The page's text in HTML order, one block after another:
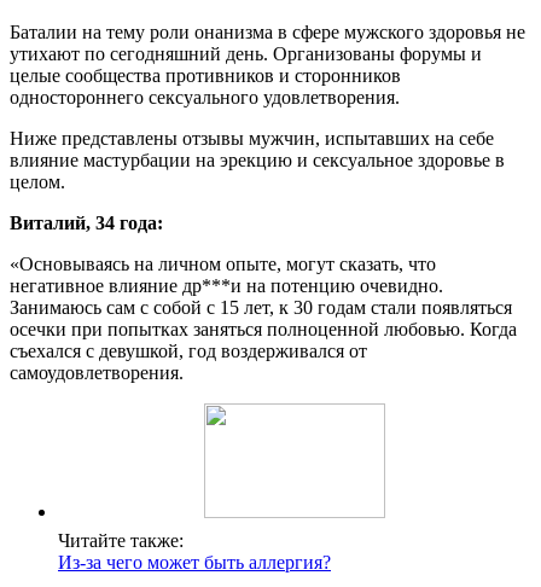
Баталии на тему роли онанизма в сфере мужского здоровья не
утихают по сегодняшний день. Организованы форумы и
целые сообщества противников и сторонников
одностороннего сексуального удовлетворения.
Ниже представлены отзывы мужчин, испытавших на себе
влияние мастурбации на эрекцию и сексуальное здоровье в
целом.
Виталий, 34 года:
«Основываясь на личном опыте, могут сказать, что
негативное влияние др***и на потенцию очевидно.
Занимаюсь сам с собой с 15 лет, к 30 годам стали появляться
осечки при попытках заняться полноценной любовью. Когда
съехался с девушкой, год воздерживался от
самоудовлетворения.
Читайте также:
Из-за чего может быть аллергия?